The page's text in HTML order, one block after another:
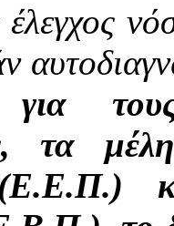
έλεγχος
για
τα